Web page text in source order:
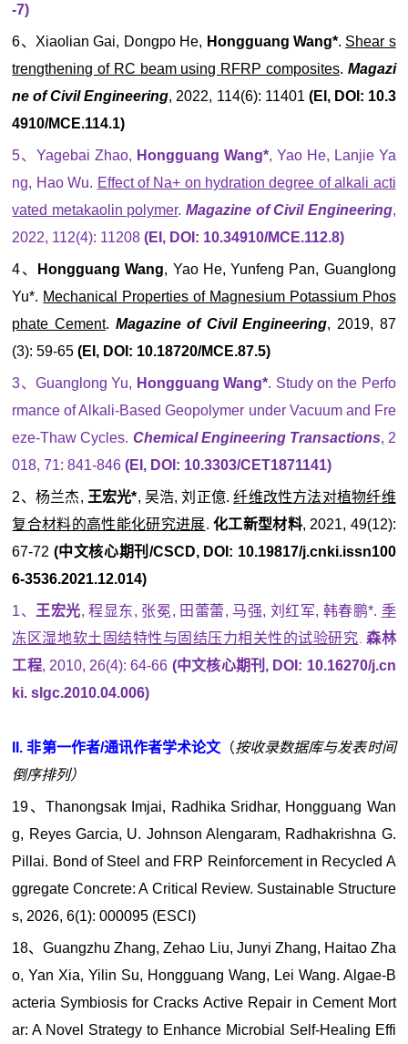
-7)
6、Xiaolian Gai, Dongpo He, Hongguang Wang*. Shear s
trengthening of RC beam using RFRP composites. Magazi
ne of Civil Engineering, 2022, 114(6): 11401 (EI, DOI: 10.3
4910/MCE.114.1)
5、Yagebai Zhao, Hongguang Wang*, Yao He, Lanjie Ya
ng, Hao Wu. Effect of Na+ on hydration degree of alkali acti
vated metakaolin polymer.Magazine of Civil Engineering,
2022, 112(4): 11208(EI, DOI: 10.34910/MCE.112.8)
4、 Hongguang Wang, Yao He, Yunfeng Pan, Guanglong
Yu*. Mechanical Properties of Magnesium Potassium Phos
phate Cement. Magazine of Civil Engineering, 2019, 87
(3): 59-65(EI, DOI: 10.18720/MCE.87.5)
3、Guanglong Yu, Hongguang Wang*. Study on the Perfo
rmance of Alkali-Based Geopolymer under Vacuum and Fre
eze-Thaw Cycles. Chemical Engineering Transactions, 2
018, 71: 841-846(EI, DOI: 10.3303/CET1871141)
2、杨兰杰, 王宏光*, 吴浩, 刘正億.纤维改性方法对植物纤维
复合材料的高性能化研究进展. 化工新型材料, 2021, 49(12):
67-72 (中文核心期刊/CSCD, DOI: 10.19817/j.cnki.issn100
6-3536.2021.12.014)
1、 王宏光, 程显东, 张冕, 田蕾蕾, 马强, 刘红军, 韩春鹏*. 季
冻区湿地软土固结特性与固结压力相关性的试验研究 .森林
工程, 2010, 26(4): 64-66 (中文核心期刊, DOI: 10.16270/j.cn
ki. slgc.2010.04.006)
II. 非第一作者/通讯作者学术论文 （按收录数据库与发表时间
倒序排列）
19、Thanongsak Imjai, Radhika Sridhar, Hongguang Wan
g, Reyes Garcia, U. Johnson Alengaram, Radhakrishna G.
Pillai. Bond of Steel and FRP Reinforcement in Recycled A
ggregate Concrete: A Critical Review. Sustainable Structure
s, 2026, 6(1): 000095 (ESCI)
18、Guangzhu Zhang, Zehao Liu, Junyi Zhang, Haitao Zha
o, Yan Xia, Yilin Su, Hongguang Wang, Lei Wang. Algae-B
acteria Symbiosis for Cracks Active Repair in Cement Mort
ar: A Novel Strategy to Enhance Microbial Self-Healing Effi